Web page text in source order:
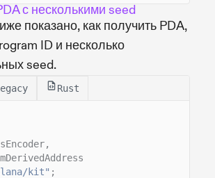
с несколькими seed
показано, как получить PDA,
ID и несколько
seed.
Rust
kit" ;